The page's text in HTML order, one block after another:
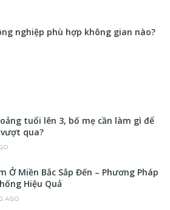
nghiệp phù hợp không gian nào?
tuổi lên 3, bố mẹ cần làm gì để
qua?
Ở Miền Bắc Sắp Đến – Phương Pháp
Hiệu Quả
AGO